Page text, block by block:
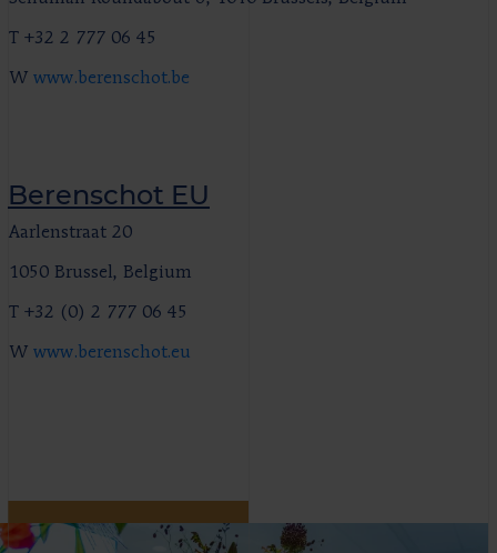
T +32 2 777 06 45
W www.berenschot.be
Berenschot EU
Aarlenstraat 20
1050 Brussel, Belgium
T +32 (0) 2 777 06 45
W www.berenschot.eu